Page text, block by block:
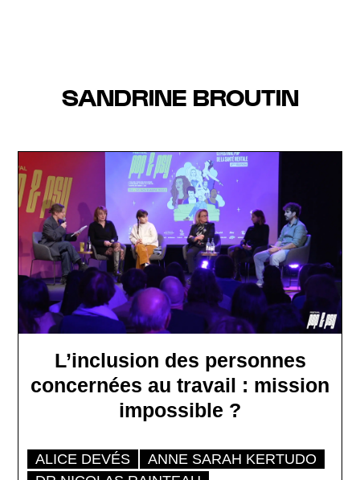
SANDRINE BROUTIN
L’inclusion des personnes
concernées au travail : mission
impossible ?
ALICE DEVÉS
ANNE SARAH KERTUDO